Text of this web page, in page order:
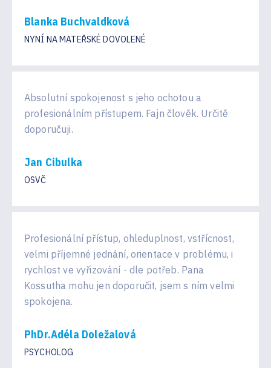
Blanka Buchvaldková
NYNÍ NA MATEŘSKÉ DOVOLENÉ
Absolutní spokojenost s jeho ochotou a
profesionálním přístupem. Fajn člověk. Určitě
doporučuji.
Jan Cibulka
OSVČ
Profesionální přístup, ohleduplnost, vstřícnost,
velmi příjemné jednání, orientace v problému, i
rychlost ve vyřizování - dle potřeb. Pana
Kossutha mohu jen doporučit, jsem s ním velmi
spokojena.
PhDr.Adéla Doležalová
PSYCHOLOG